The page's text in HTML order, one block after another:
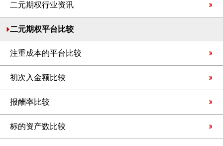
二元期权行业资讯
二元期权平台比较
注重成本的平台比较
初次入金额比较
报酬率比较
标的资产数比较